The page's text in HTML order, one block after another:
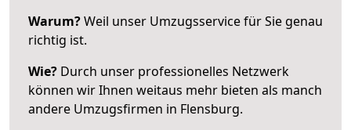
Warum?Weil unser Umzugsservice für Sie genau
richtig ist.
Wie? Durch unser professionelles Netzwerk
können wir Ihnen weitaus mehr bieten als manch
andere Umzugsfirmen in Flensburg.